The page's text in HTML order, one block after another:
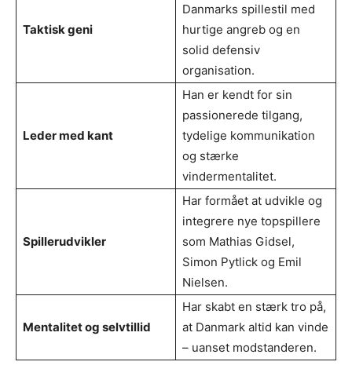
Taktisk geni
Danmarks spillestil med
hurtige angreb og en
solid defensiv
organisation.
Leder med kant
Han er kendt for sin
passionerede tilgang,
tydelige kommunikation
og stærke
vindermentalitet.
Spillerudvikler
Har formået at udvikle og
integrere nye topspillere
som Mathias Gidsel,
Simon Pytlick og Emil
Nielsen.
Mentalitet og selvtillid
Har skabt en stærk tro på,
at Danmark altid kan vinde
– uanset modstanderen.